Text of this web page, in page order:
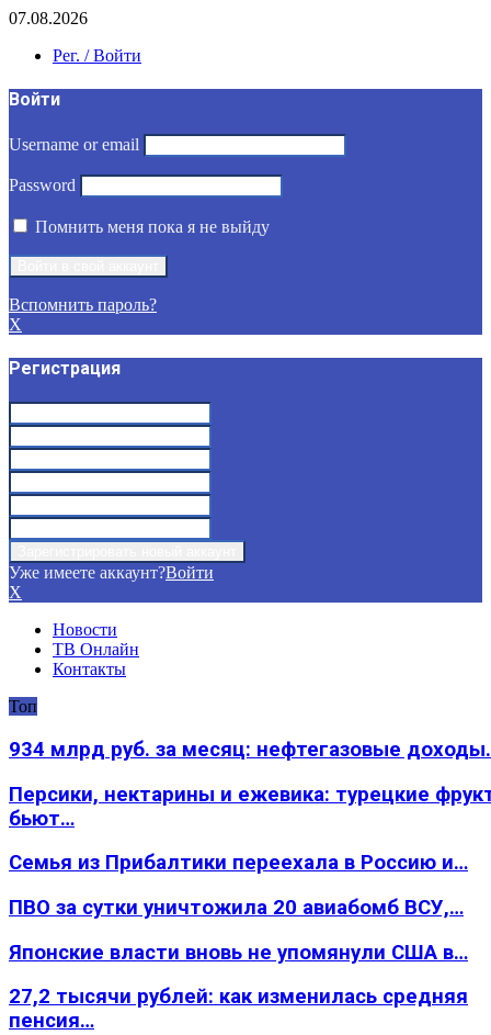
07.08.2026
Рег. / Войти
Войти
Username or email
Password
Помнить меня пока я не выйду
Вспомнить пароль?
X
Регистрация
Уже имеете аккаунт?Войти
X
Новости
ТВ Онлайн
Контакты
Топ
934 млрд руб. за месяц: нефтегазовые
Персики, нектарины и ежевика: турецкие
бьют…
Семья из Прибалтики переехала в Россию и…
ПВО за сутки уничтожила 20 авиабомб ВСУ,…
Японские власти вновь не упомянули США в…
27,2 тысячи рублей: как изменилась средняя
пенсия…